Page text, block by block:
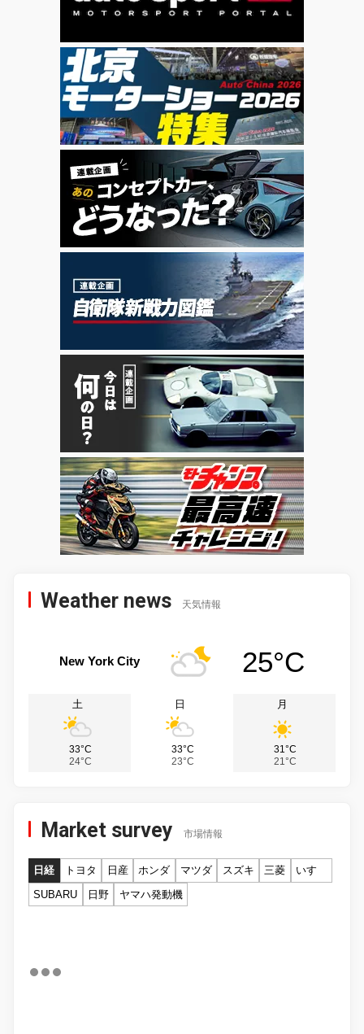
Weather news 天気情報
New York City 25°C
土
33°C
24°C
日
33°C
23°C
月
31°C
21°C
Market survey 市場情報
日経 トヨタ 日産 ホンダ マツダ スズキ 三菱
いすゞ
SUBARU
日野 ヤマハ発動機